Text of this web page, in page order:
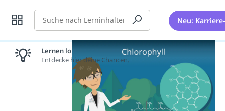
Suche Neu:
Lernen lohnt sich!
Entdecke hier deine Chancen.